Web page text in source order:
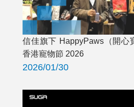
信佳旗下 HappyPaws（開心
香港寵物節 2026
2026/01/30